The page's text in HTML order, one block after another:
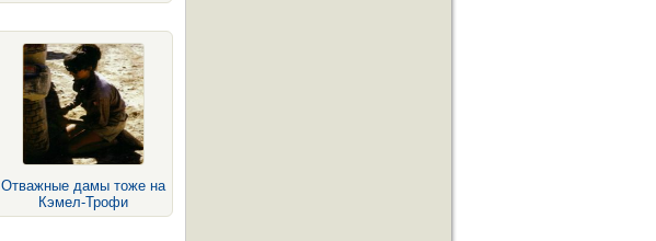
Отважные дамы тоже на
Кэмел-Трофи